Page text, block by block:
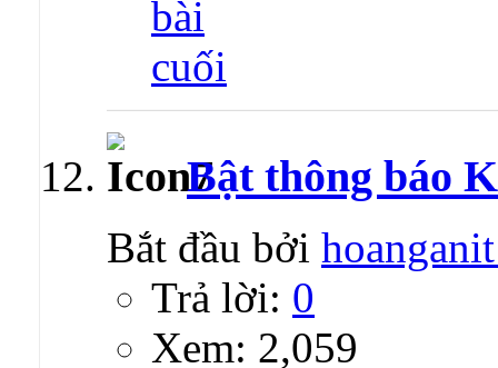
Bật thông báo
Bắt đầu bởi
Trả lời: 0
Xem: 2,059